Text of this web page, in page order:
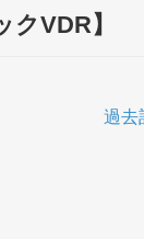
クVDR】
過去